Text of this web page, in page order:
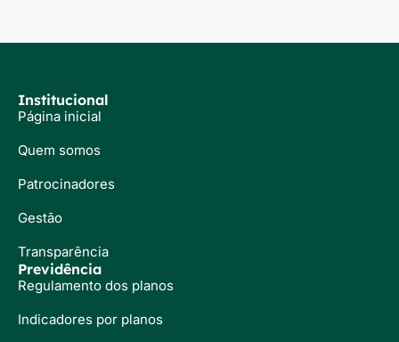
Institucional
Página inicial
Quem somos
Patrocinadores
Gestão
Transparência
Previdência
Regulamento dos planos
Indicadores por planos